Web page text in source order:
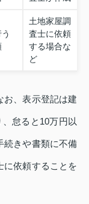
土地家屋調
査士に依頼
する場合な
ど
お、表示登記は建
怠ると10万円以
続きや書類に不備
に依頼することを